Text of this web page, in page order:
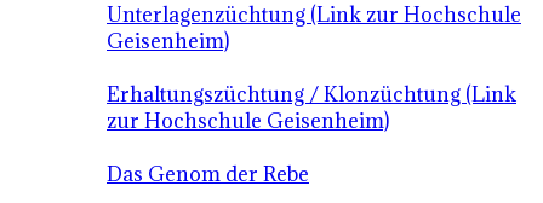
Unterlagenzüchtung (Link zur Hochschule
Geisenheim)
Erhaltungszüchtung / Klonzüchtung (Link
zur Hochschule Geisenheim)
Das Genom der Rebe